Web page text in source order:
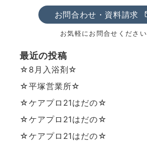
お問合わせ・資料請求
お気軽にお問合せください
最近の投稿
☆8月入浴剤☆
☆平塚営業所☆
☆ケアプロ21はだの☆
☆ケアプロ21はだの☆
☆ケアプロ21はだの☆